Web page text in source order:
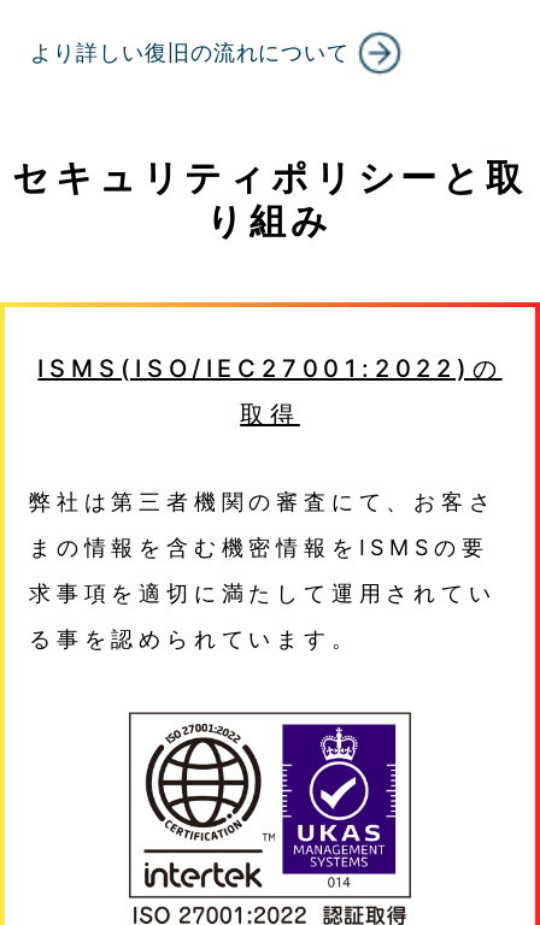
より詳しい復旧の流れについて
セキュリティポリシーと取
り組み
ISMS(ISO/IEC27001:2022)の
取得
弊社は第三者機関の審査にて、お客さ
まの情報を含む機密情報をISMSの要
求事項を適切に満たして運用されてい
る事を認められています。